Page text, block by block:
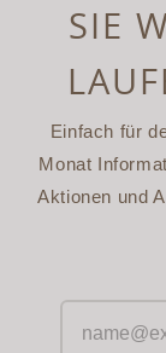
SIE
Einfach für
Monat
Aktionen und